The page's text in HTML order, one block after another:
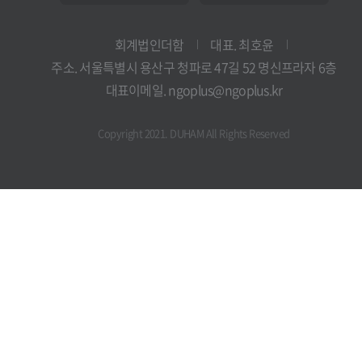
회계법인더함
대표. 최호윤
주소. 서울특별시 용산구 청파로 47길 52 명신프라자 6층
대표이메일. ngoplus@ngoplus.kr
Copyright 2021. DUHAM All Rights Reserved